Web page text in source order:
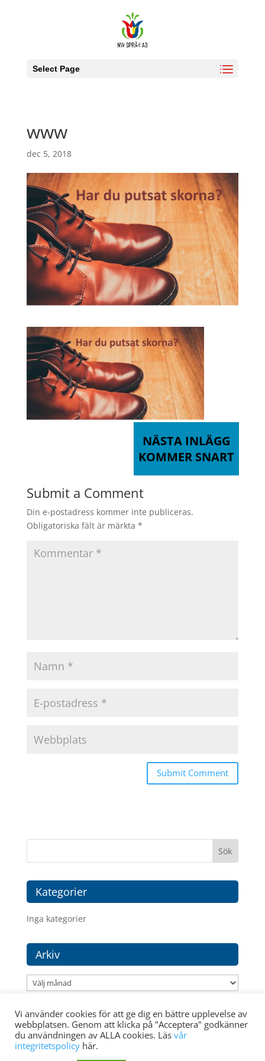
Select Page
www
dec 5, 2018
NÄSTA INLÄGG
KOMMER SNART
Submit a Comment
Din e-postadress kommer inte publiceras.
Obligatoriska fält är märkta *
Kategorier
Inga kategorier
Arkiv
Arkiv
Vi använder cookies för att ge dig en bättre upplevelse av
webbplatsen. Genom att klicka på "Acceptera" godkänner
du användningen av ALLA cookies. Läs vår
integritetspolicy här.